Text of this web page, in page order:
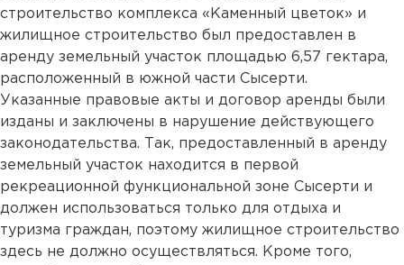
строительство комплекса «Каменный цветок» и
жилищное строительство был предоставлен в
аренду земельный участок площадью 6,57 гектара,
расположенный в южной части Сысерти.
Указанные правовые акты и договор аренды были
изданы и заключены в нарушение действующего
законодательства. Так, предоставленный в аренду
земельный участок находится в первой
рекреационной функциональной зоне Сысерти и
должен использоваться только для отдыха и
туризма граждан, поэтому жилищное строительство
здесь не должно осуществляться. Кроме того,